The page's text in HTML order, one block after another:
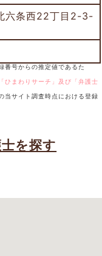
六条西22丁目2-3-
番号からの推定値であるた
ひまわりサーチ」及び「弁護士
当サイト調査時点における登録
を探す